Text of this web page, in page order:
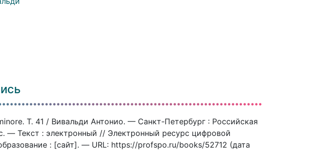
Т. 41 / Вивальди Антонио. — Санкт-Петербург : Российская
— Текст : электронный // Электронный ресурс цифровой
: [сайт]. — URL: https://profspo.ru/books/52712 (дата